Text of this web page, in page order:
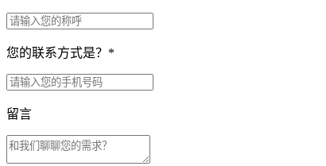
您的联系方式是？ *
留言